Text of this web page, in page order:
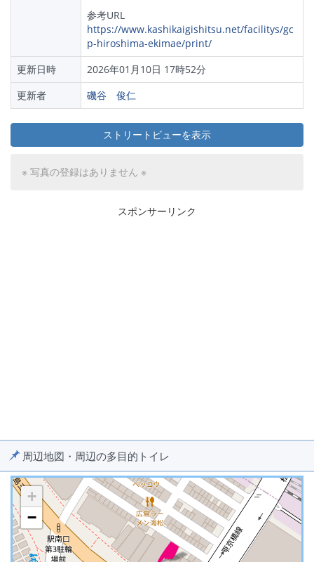
参考URL
https://www.kashikaigishitsu.net/facilitys/gc
p-hiroshima-ekimae/print/
更新日時
2026年01月10日 17時52分
更新者
磯谷 俊仁
ストリートビューを表示
※ 写真の登録はありません ※
スポンサーリンク
周辺地図・周辺の多目的トイレ
※ マップを検索、表示中です ※
+
−